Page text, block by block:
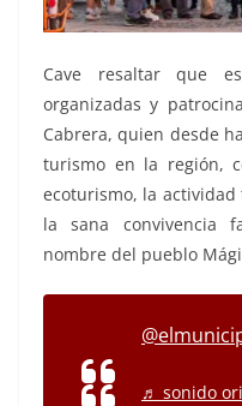
Cave resaltar que
organizadas y
Cabrera, quien desde
turismo en la región,
ecoturismo, la
la sana convivencia
nombre del pueblo
♬ sonido